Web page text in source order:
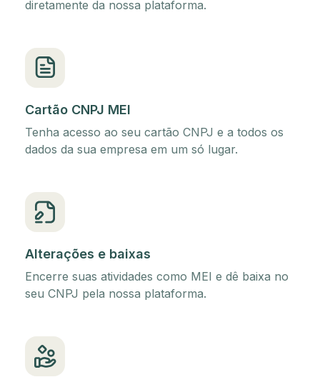
diretamente da nossa plataforma.
Cartão CNPJ MEI
Tenha acesso ao seu cartão CNPJ e a todos os
dados da sua empresa em um só lugar.
Alterações e baixas
Encerre suas atividades como MEI e dê baixa no
seu CNPJ pela nossa plataforma.